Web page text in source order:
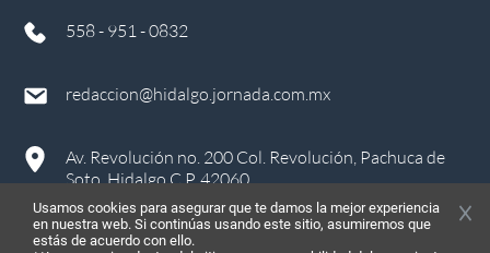
558 - 951 - 0832
redaccion@hidalgo.jornada.com.mx
Av. Revolución no. 200 Col. Revolución, Pachuca de
Soto, Hidalgo C.P. 42060
Usamos cookies para asegurar que te damos la mejor experiencia
en nuestra web. Si continúas usando este sitio, asumiremos que
estás de acuerdo con ello.